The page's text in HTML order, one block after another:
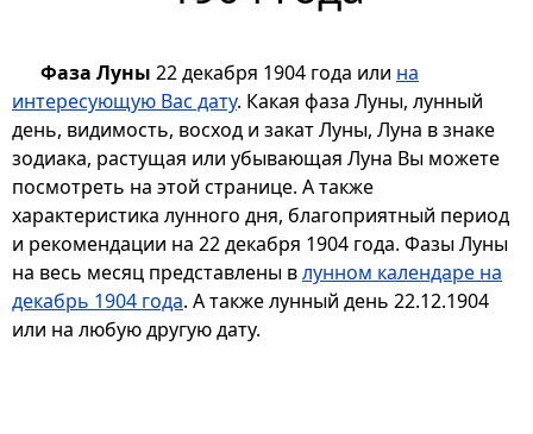
Фаза Луны 22 декабря 1904 года или на
интересующую Вас дату. Какая фаза Луны, лунный
день, видимость, восход и закат Луны, Луна в знаке
зодиака, растущая или убывающая Луна Вы можете
посмотреть на этой странице. А также
характеристика лунного дня, благоприятный период
и рекомендации на 22 декабря 1904 года. Фазы Луны
на весь месяц представлены влунном календаре на
декабрь 1904 года. А также лунный день 22.12.1904
или на любую другую дату.